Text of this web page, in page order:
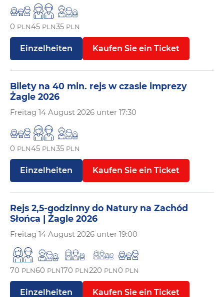
0 PLN45 PLN35 PLN
Einzelheiten Kaufen Sie ein Ticket
Bilety na 40 min. rejs w czasie imprezy
Żagle 2026
Freitag 14 August 2026 unter 17:30
0 PLN45 PLN35 PLN
Einzelheiten Kaufen Sie ein Ticket
Rejs 2,5-godzinny do Natury na Zachód
Słońca | Żagle 2026
Freitag 14 August 2026 unter 19:00
70 PLN60 PLN170 PLN220 PLN0 PLN
Einzelheiten Kaufen Sie ein Ticket